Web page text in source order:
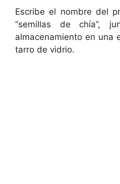
Escribe el nombre del
“semillas de chía”,
almacenamiento en una
tarro de vidrio.